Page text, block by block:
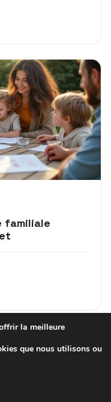
familiale
la meilleure
que nous utilisons ou